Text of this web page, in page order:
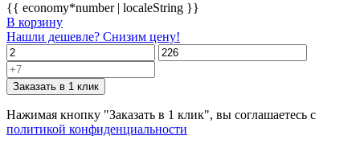
{{ economy*number | localeString }}
В корзину
Нашли дешевле? Снизим цену!
Заказать в 1 клик
Нажимая кнопку "Заказать в 1 клик", вы соглашаетесь с
политикой конфиденциальности